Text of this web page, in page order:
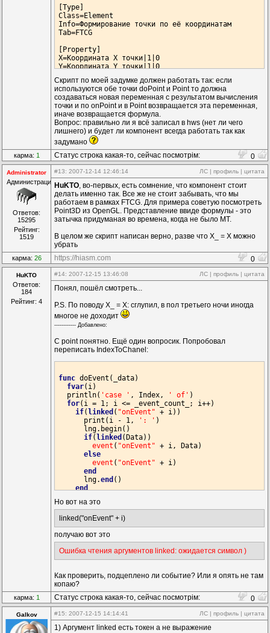
end
[Type]
Class=Element
Info=Формирование точки по её координатам
Tab=FTCG
[Property]
X=Координата X точки| 1 0
Y=Координата Y точки|1|0
[Methods]
doPoint=|1|1
onPoint=| 2|1
Point=Возвращает точку в формате Y*65536 + X|3|1
X=Координата X точки|4|1
Y=Координата Y точки|4 |1
Скрипт по моей задумке должен работать так: если
используются обе точки doPoint и Point то должна
создаваться новая переменная с результатом вычисления
точки и по onPoint и в Point возвращается эта переменная,
иначе возвращается формула.
Вопрос: правильно ли я всё записал в hws (нет ли чего
лишнего) и будет ли компонент всегда работать так как
задумано
карма: 1
Статус строка какая-то, сейчас посмотрім:
%time%
0
Administrator
Администрация
Ответов:
15295
Рейтинг:
1519
#13: 2007-12-14 12:46:14 ЛС | профиль | цитата
HuKTO, во-первых, есть сомнение, что компонент стоит
делать именно так. Все же не стоит забывать, что мы
работаем в рамках FTCG. Для примера советую посмотреть
Point3D из OpenGL. Представление ввиде формулы - это
затычка придуманая во времена, когда не было МТ.
В целом же скрипт написан верно, разве что X_ = X можно
убрать
карма: 26 https://hiasm.com 0
HuKTO
Ответов:
184
Рейтинг: 4
#14: 2007-12-15 13:46:08 ЛС | профиль | цитата
Понял, пошёл смотреть...
P.S. По поводу X_ = X: сглупил, в пол третьего ночи иногда
многое не доходит
------------ Дoбавленo:
С point понятно. Ещё один вопросик. Попробовал
переписать IndexToChanel:
func doEvent(_data)
fvar(i)
  println(
'case ' , Index, ' of' )
for(i = 1; i <= _event_count_; i++)
if( linked ( "onEvent" + i))
      print(i - 1,
': ' )
      lng.begin()
if( linked (Data))
event ( "onEvent" + i, Data)
else
event ( "onEvent" + i)
end
      lng.
end ()
end
  println(
end
Но вот на это
linked("onEvent" + i)
получаю вот это
Ошибка чтения аргументов linked: ожидается символ )
Как проверить, подцеплено ли событие? Или я опять не там
копаю?
карма: 1
Статус строка какая-то, сейчас посмотрім:
%time%
0
Galkov #15: 2007-12-15 14:14:41 ЛС | профиль | цитата
1) Аргумент linked есть токен а не выражение